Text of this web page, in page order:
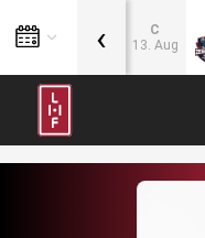
C
13. Aug
‹